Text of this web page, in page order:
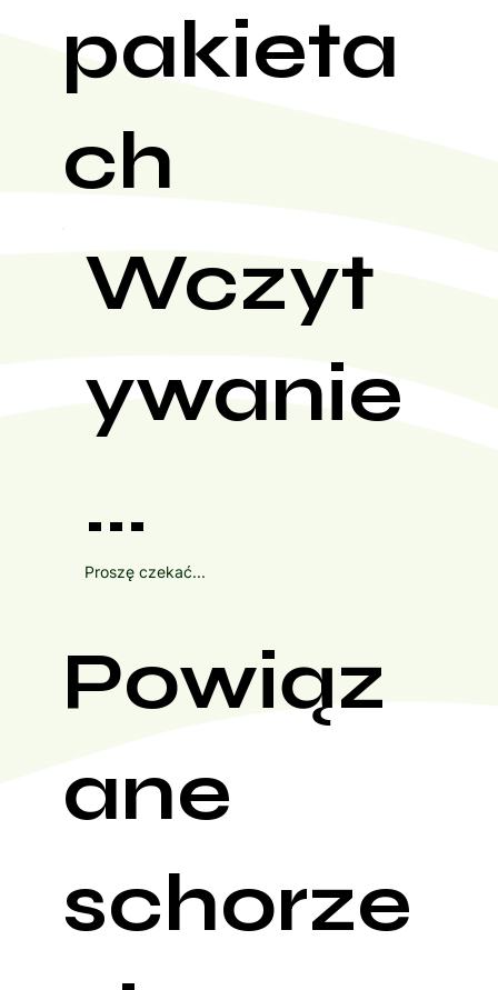
pakieta
ch
Wczyt
ywanie
...
Proszę czekać...
Powiąz
ane
schorze